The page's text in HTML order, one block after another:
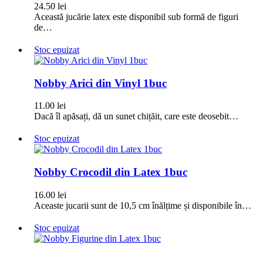
24.50 lei
Această jucărie latex este disponibil sub formă de figuri
de…
Stoc epuizat
Nobby Arici din Vinyl 1buc
11.00 lei
Dacă îl apăsați, dă un sunet chițăit, care este deosebit…
Stoc epuizat
Nobby Crocodil din Latex 1buc
16.00 lei
Aceaste jucarii sunt de 10,5 cm înălțime și disponibile în…
Stoc epuizat